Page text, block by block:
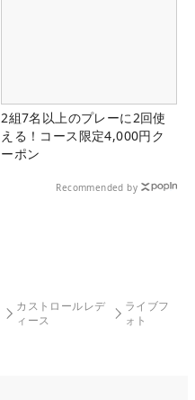
2組7名以上のプレーに2回使
える！コース限定4,000円ク
ーポン
Recommended by
カストロールレデ
ィース
ライブフ
ォト